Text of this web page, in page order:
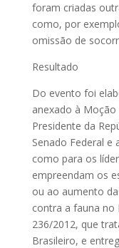
foram criadas
como, por
omissão de
Resultado
Do evento foi
anexado à
Presidente da
Senado Federal e
como para os
empreendam os
ou ao aumento
contra a fauna no
236/2012, que
Brasileiro, e